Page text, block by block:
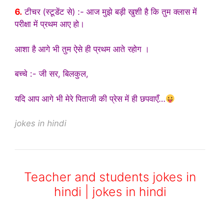
6. टीचर (स्टूडेंट से) :- आज मुझे बड़ी खुशी है कि तुम क्लास में
परीक्षा में प्रथम आए हो।
आशा है आगे भी तुम ऐसे ही प्रथम आते रहोग ।
बच्चे :- जी सर, बिलकुल,
यदि आप आगे भी मेरे पिताजी की प्रेस में ही छपवाएँ…
jokes in hindi
Teacher and students jokes in
hindi | jokes in hindi